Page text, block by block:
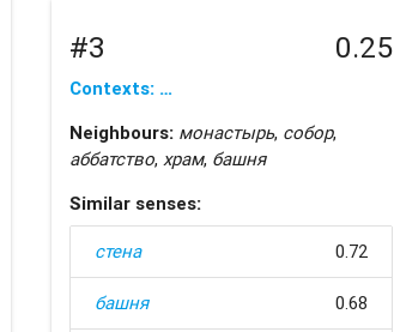
#3 0.25
Contexts: …
Neighbours: монастырь, собор,
аббатство, храм, башня
Similar senses:
стена 0.72
башня 0.68